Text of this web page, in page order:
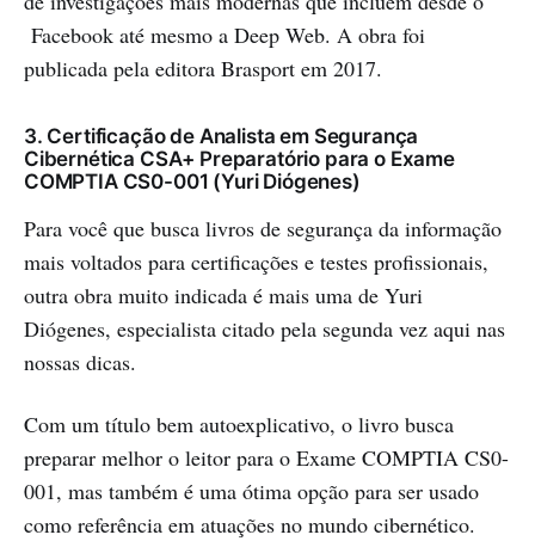
Facebook até mesmo a Deep Web. A obra foi
publicada pela editora Brasport em 2017.
3. Certificação de Analista em Segurança
Cibernética CSA+ Preparatório para o Exame
COMPTIA CS0-001 (Yuri Diógenes)
Para você que busca livros de segurança da informação
mais voltados para certificações e testes profissionais,
outra obra muito indicada é mais uma de Yuri
Diógenes, especialista citado pela segunda vez aqui nas
nossas dicas.
Com um título bem autoexplicativo, o livro busca
preparar melhor o leitor para o Exame COMPTIA CS0-
001, mas também é uma ótima opção para ser usado
como referência em atuações no mundo cibernético.